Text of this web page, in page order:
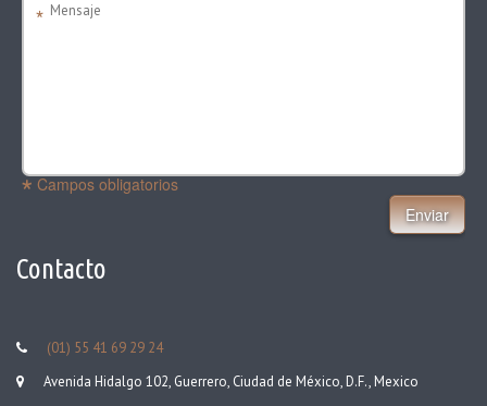
Campos obligatorios
Enviar
Contacto
(01) 55 41 69 29 24
Avenida Hidalgo 102, Guerrero, Ciudad de México, D.F., Mexico